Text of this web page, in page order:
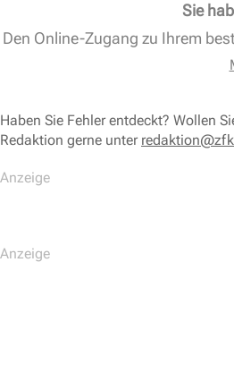
Sie
Den Online-Zugang zu Ihrem
Haben Sie Fehler entdeckt? Wollen
Redaktion gerne unter